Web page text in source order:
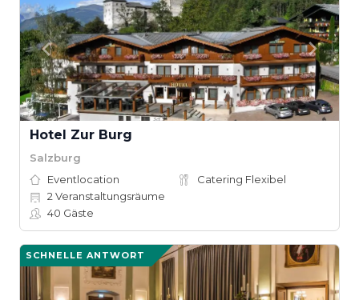
Hotel Zur Burg
Salzburg
Eventlocation
Catering Flexibel
2 Veranstaltungsräume
40 Gäste
SCHNELLE ANTWORT